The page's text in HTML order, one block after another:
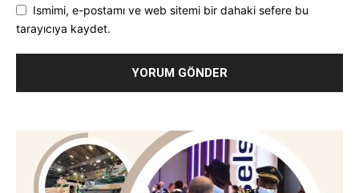
Ismimi, e-postamı ve web sitemi bir dahaki sefere bu
tarayıcıya kaydet.